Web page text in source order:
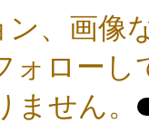
、画像
ォロー
せん。